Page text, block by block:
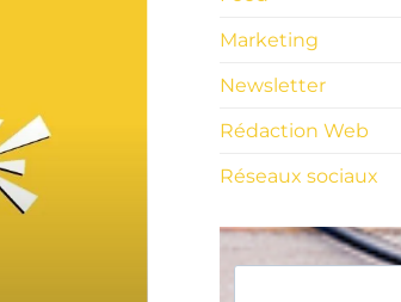
Marketing
Newsletter
Rédaction Web
Réseaux sociaux